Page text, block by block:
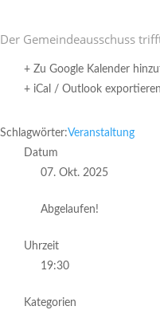
Der Gemein­de­aus­schuss
+ Zu Google Kalender
+ iCal / Outlook exportieren
Schlagwörter:Veranstaltung
Datum
07. Okt. 2025
Abgelaufen!
Uhrzeit
19:30
Kategorien